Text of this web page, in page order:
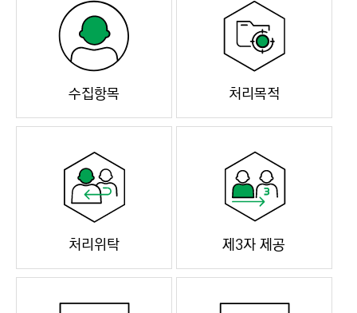
수집항목 처리목적
처리위탁 제3자 제공